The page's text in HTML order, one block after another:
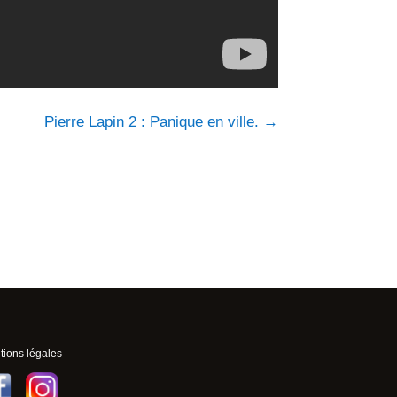
Pierre Lapin 2 : Panique en ville. →
légales